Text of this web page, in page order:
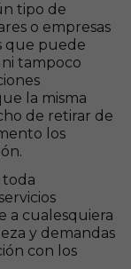
tipo de
o empresas
que puede
ni tampoco
la misma
de retirar de
los
toda
a cualesquiera
y demandas
con los